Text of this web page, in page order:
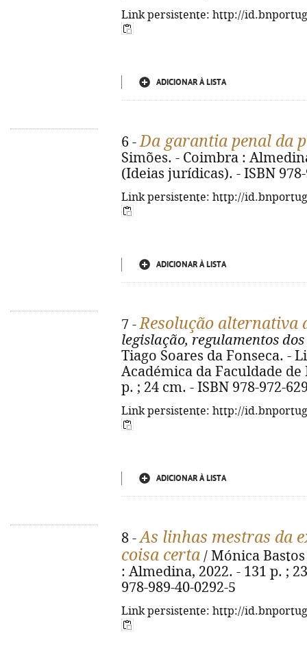
Link persistente: http://
ADICIONAR À LISTA
6 -Da garantia penal da
Simões. - Coimbra :
(Ideias jurídicas). - ISBN
Link persistente: http://
ADICIONAR À LISTA
7 -Resolução alternativa
legislação, regulamentos
Tiago Soares da Fonseca. -
Académica da Faculdade
p. ; 24 cm. - ISBN 978-972-
Link persistente: http://
ADICIONAR À LISTA
8 -As linhas mestras da
coisa certa / Mónica
: Almedina, 2022. - 131 p. ;
978-989-40-0292-5
Link persistente: http://